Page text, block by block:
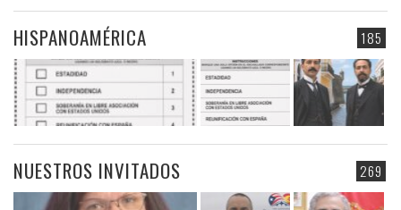
185
HISPANOAMÉRICA
269
NUESTROS INVITADOS